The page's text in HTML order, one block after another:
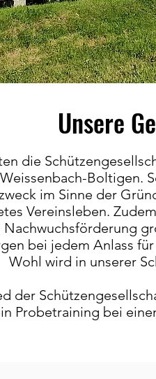
Unsere
die
Boltigen.
im Sinne der
Vereinsleben.
bei jedem Anlass
Wohl wird in unserer
der
Probetraining bei